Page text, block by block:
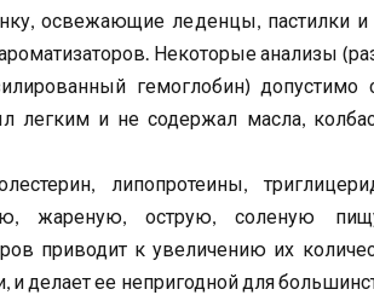
освежающие леденцы, пастилки
Некоторые анализы
гемоглобин) допустимо
легким и не содержал масла,
липопротеины,
жареную, острую, соленую
приводит к увеличению их
и делает ее непригодной для